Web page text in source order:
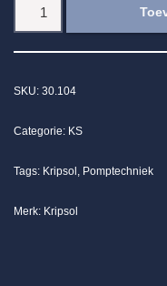
SKU: 30.104
Categorie: KS
Tags: Kripsol , Pomptechniek
Merk: Kripsol